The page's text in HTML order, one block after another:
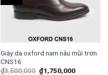
Giày da oxford nam nâu mũi trơn
CNS16
₫3,500,000 ₫1,750,000